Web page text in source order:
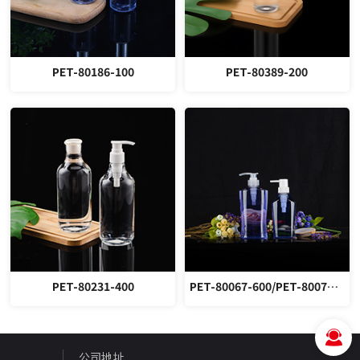
PET-80186-100 PET-80389-200
PET-80231-400 PET-80067-600/PET-80070-400